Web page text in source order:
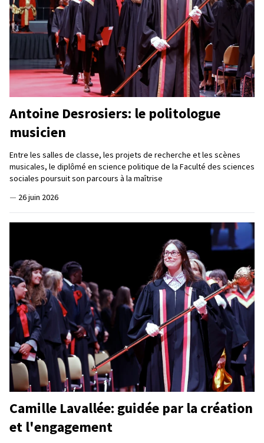
Antoine Desrosiers: le politologue
musicien
Entre les salles de classe, les projets de recherche et les scènes
musicales, le diplômé en science politique de la Faculté des sciences
sociales poursuit son parcours à la maîtrise
— 26 juin 2026
Camille Lavallée: guidée par la création
et l'engagement